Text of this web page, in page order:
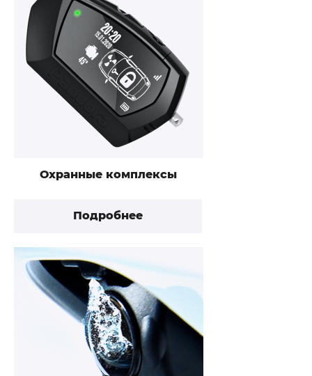
Охранные комплексы
Подробнее